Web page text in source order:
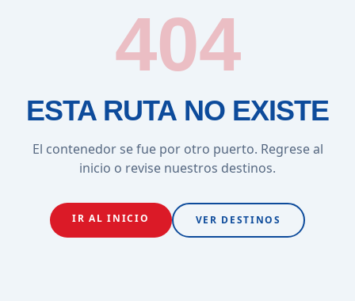
404
ESTA RUTA NO EXISTE
El contenedor se fue por otro puerto. Regrese al
inicio o revise nuestros destinos.
IR AL INICIO VER DESTINOS